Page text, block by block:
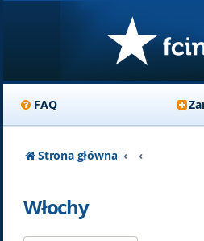
FAQ
Strona główna
Włochy